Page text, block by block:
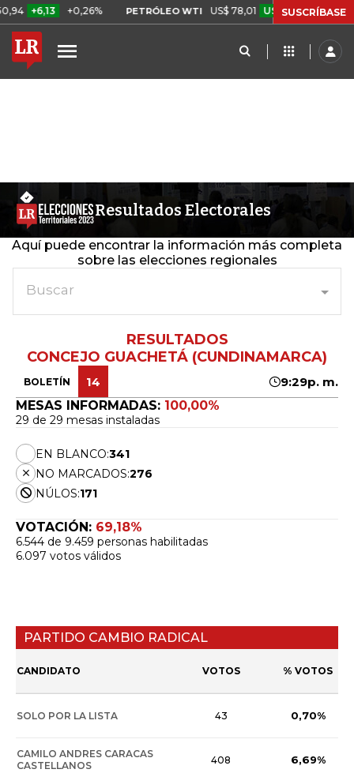
+0,26% PETRÓLEO WTI US$ 78,01 US$ 2,92 +3,89%
SUSCRÍBASE
Resultados Electorales
Aquí puede encontrar la información más completa
sobre las elecciones regionales
Buscar
RESULTADOS
CONCEJO GUACHETÁ (CUNDINAMARCA)
BOLETÍN 14
9:29p. m.
MESAS INFORMADAS: 100,00%
29 de 29 mesas instaladas
EN BLANCO:341
NO MARCADOS:276
NÚLOS:171
VOTACIÓN: 69,18%
6.544 de 9.459 personas habilitadas
6.097 votos válidos
PARTIDO CAMBIO RADICAL
CANDIDATO VOTOS % VOTOS
SOLO POR LA LISTA 43 0,70%
CAMILO ANDRES CARACAS
CASTELLANOS
408 6,69%